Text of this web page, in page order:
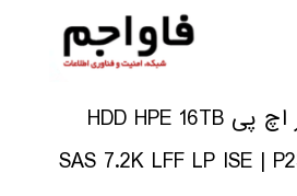
هارددیسک سرور اچ پی HDD HPE 16TB
SAS 7.2K LFF LP ISE |